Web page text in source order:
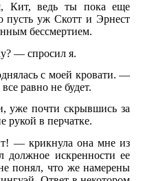
Кит, ведь ты пока еще
пусть уж Скотт и Эрнест
бессмертием.
— спросил я.
с моей кровати. —
равно не будет.
уже почти скрывшись за
рукой в перчатке.
— крикнула она мне из
должное искренности ее
понял, что же намерены